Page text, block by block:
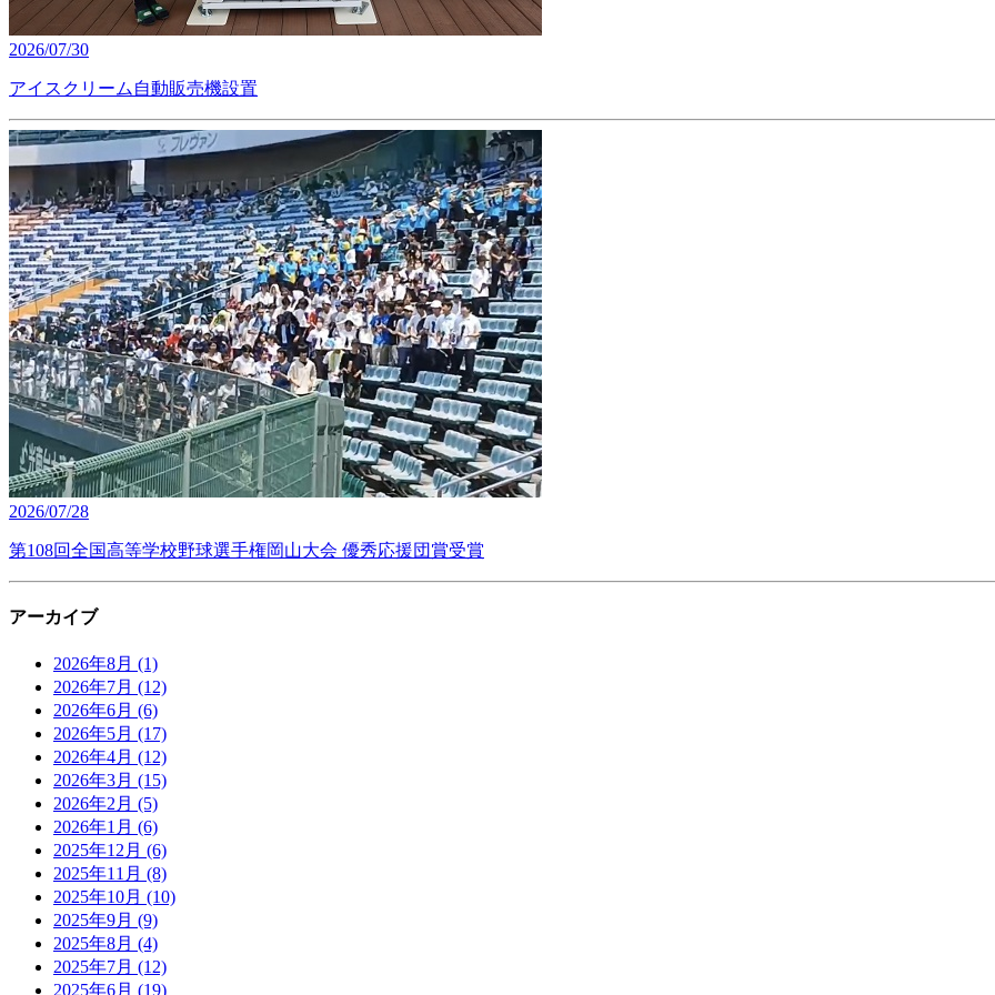
2026/07/30
アイスクリーム自動販売機設置
2026/07/28
第108回全国高等学校野球選手権岡山大会 優秀応援団賞受賞
アーカイブ
2026年8月 (1)
2026年7月 (12)
2026年6月 (6)
2026年5月 (17)
2026年4月 (12)
2026年3月 (15)
2026年2月 (5)
2026年1月 (6)
2025年12月 (6)
2025年11月 (8)
2025年10月 (10)
2025年9月 (9)
2025年8月 (4)
2025年7月 (12)
2025年6月 (19)